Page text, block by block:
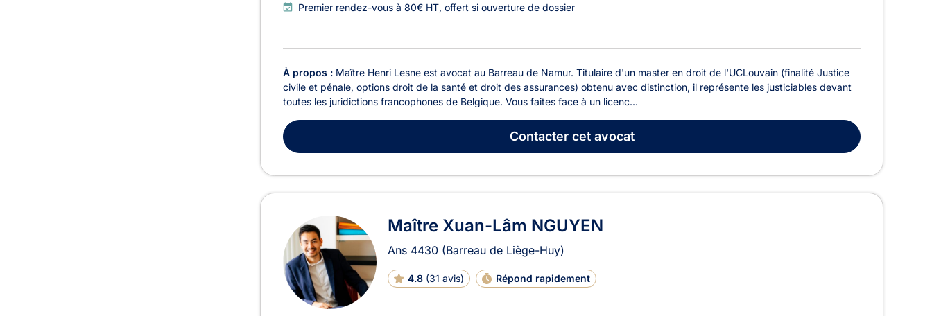
Premier rendez-vous à 80€ HT, offert si ouverture de dossier
À propos : Maître Henri Lesne est avocat au Barreau de Namur. Titulaire d'un master en droit de l'UCLouvain (finalité Justice
civile et pénale, options droit de la santé et droit des assurances) obtenu avec distinction, il représente les justiciables devant
toutes les juridictions francophones de Belgique. Vous faites face à un licenc...
Contactercet avocat
Maître Xuan-Lâm NGUYEN
Ans 4430 (Barreau de Liège-Huy)
4.8 (31 avis) Répond rapidement